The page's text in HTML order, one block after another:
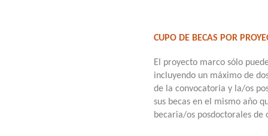
CUPO DE BECAS POR
El proyecto marco sólo
incluyendo un máximo de
de la convocatoria y la/os
sus becas en el mismo año
becaria/os posdoctorales